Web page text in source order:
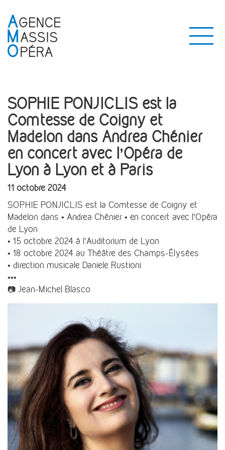
SOPHIE PONJICLIS est la
Comtesse de Coigny et
Madelon dans Andrea Chénier
en concert avec l’Opéra de
Lyon à Lyon et à Paris
11 octobre 2024
SOPHIE PONJICLIS est la Comtesse de Coigny et
Madelon dans • Andrea Chénier • en concert avec l’Opéra
de Lyon
• 15 octobre 2024 à l’Auditorium de Lyon
• 18 octobre 2024 au Théâtre des Champs-Élysées
• direction musicale Daniele Rustioni
•••
📷 Jean-Michel Blasco